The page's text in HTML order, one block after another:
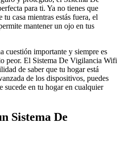
para ti. Ya no tienes que
casa mientras estás fuera, el
mantener un ojo en tus
cuestión importante y siempre es
peor. El Sistema De Vigilancia Wifi
de saber que tu hogar está
de los dispositivos, puedes
sucede en tu hogar en cualquier
Sistema De